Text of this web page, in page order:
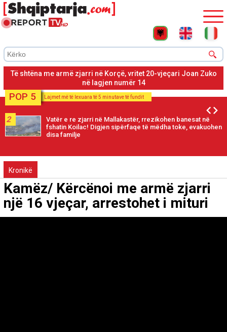
Korçë, viktima ishte përfshirë në një konfikt me autorin pasi në
dorën e 20-vjeçarit u gjet një thikë
POP 5 Lajmet më të lexuara të 5 minutave të fundit
2
Vatër e re zjarri në Mallakastër, rrezikohen banesat në
fshatin Koilac! Digjen sipërfaqe të mëdha toke, evakuohen
disa familje
Kronikë
Kamëz/ Kërcënoi me armë zjarri
një 16 vjeçar, arrestohet i mituri